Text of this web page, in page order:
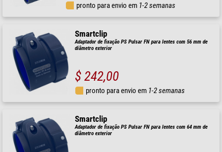
pronto para envio em 1-2 semanas
Smartclip
Adaptador de fixação PS Pulsar FN para lentes com 56 mm de
diâmetro exterior
$ 242,00
pronto para envio em 1-2 semanas
Smartclip
Adaptador de fixação PS Pulsar FN para lentes com 64 mm de
diâmetro exterior